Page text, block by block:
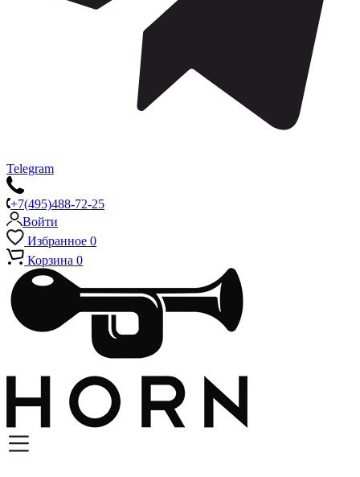
Telegram
+7(495)488-72-25
Войти
Избранное 0
Корзина 0